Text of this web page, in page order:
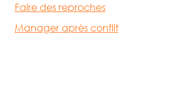
Faire des reproches
Manager après conflit